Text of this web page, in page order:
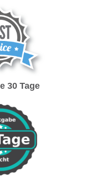
30 Tage